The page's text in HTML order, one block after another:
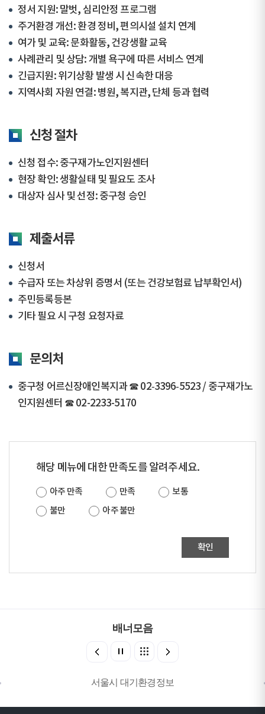
정서 지원: 말벗, 심리안정 프로그램
주거환경 개선: 환경 정비, 편의시설 설치 연계
여가 및 교육: 문화활동, 건강생활 교육
사례관리 및 상담: 개별 욕구에 따른 서비스 연계
긴급지원: 위기상황 발생 시 신속한 대응
지역사회 자원 연결: 병원, 복지관, 단체 등과 협력
신청 절차
신청 접수: 중구재가노인지원센터
현장 확인: 생활실태 및 필요도 조사
대상자 심사 및 선정: 중구청 승인
제출서류
신청서
수급자 또는 차상위 증명서 (또는 건강보험료 납부확인서)
주민등록등본
기타 필요 시 구청 요청자료
문의처
중구청 어르신장애인복지과 ☎ 02‑3396‑5523 / 중구재가노
인지원센터 ☎ 02-2233-5170
해당 메뉴에 대한 만족도를 알려주세요.
아주 만족 만족
보통
불만
아주 불만
확인
배너모음
서울시 대기환경정보